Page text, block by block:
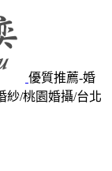
優質推薦-婚
紗/桃園婚攝/台北